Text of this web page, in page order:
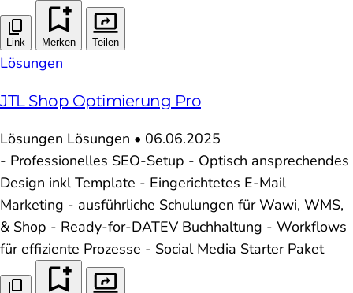
Link Merken Teilen
Lösungen
JTL Shop Optimierung Pro
Lösungen Lösungen • 06.06.2025
- Professionelles SEO-Setup - Optisch ansprechendes
Design inkl Template - Eingerichtetes E-Mail
Marketing - ausführliche Schulungen für Wawi, WMS,
& Shop - Ready-for-DATEV Buchhaltung - Workflows
für effiziente Prozesse - Social Media Starter Paket